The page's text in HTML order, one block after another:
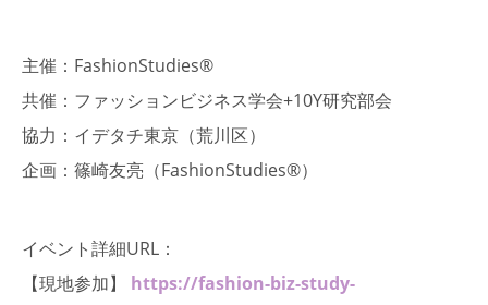
主催：FashionStudies®︎
共催：ファッションビジネス学会+10Y研究部会
協力：イデタチ東京（荒川区）
企画：篠崎友亮（FashionStudies®︎）
イベント詳細URL：
【現地参加】 https://fashion-biz-study-